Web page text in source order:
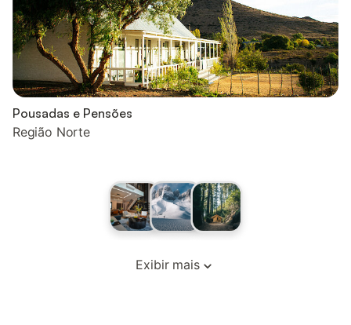
Pousadas e Pensões
Região Norte
Exibir mais